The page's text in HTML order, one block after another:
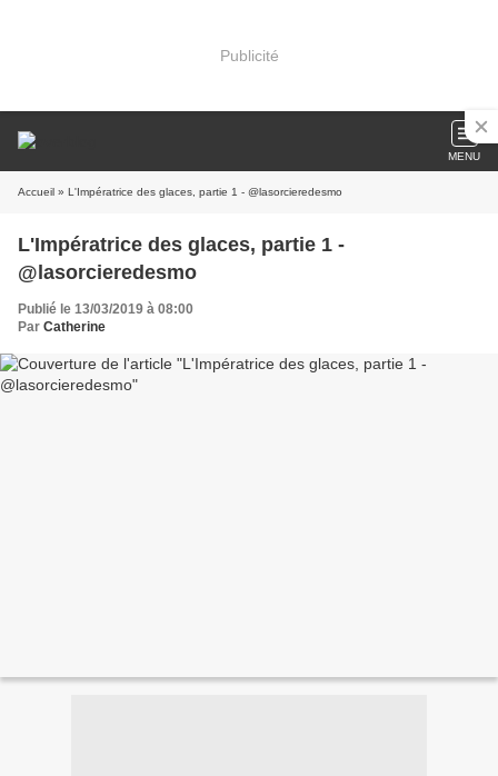
Publicité
MENU
Accueil » L'Impératrice des glaces, partie 1 - @lasorcieredesmo
L'Impératrice des glaces, partie 1 -
@lasorcieredesmo
Publié le 13/03/2019 à 08:00
Par Catherine